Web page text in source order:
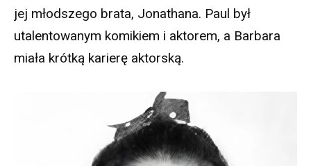
jej młodszego brata, Jonathana. Paul był
utalentowanym komikiem i aktorem, a Barbara
miała krótką karierę aktorską.